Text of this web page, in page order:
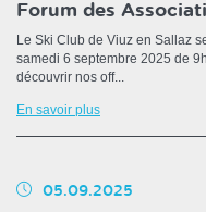
Forum des
Le Ski Club de Viuz en Sallaz
samedi 6 septembre 2025 de
découvrir nos off...
En savoir plus
05.09.2025